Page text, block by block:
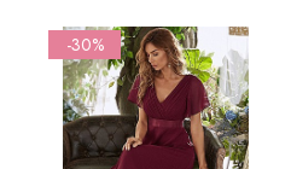
-30%